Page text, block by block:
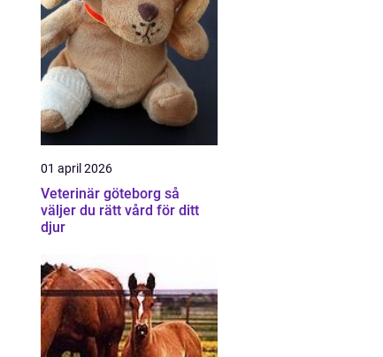
01 april 2026
Veterinär göteborg så
väljer du rätt vård för ditt
djur